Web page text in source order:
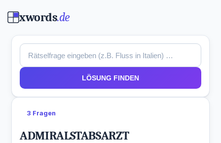
xwords.de
LÖSUNG FINDEN
3 Fragen
ADMIRALSTABSARZT